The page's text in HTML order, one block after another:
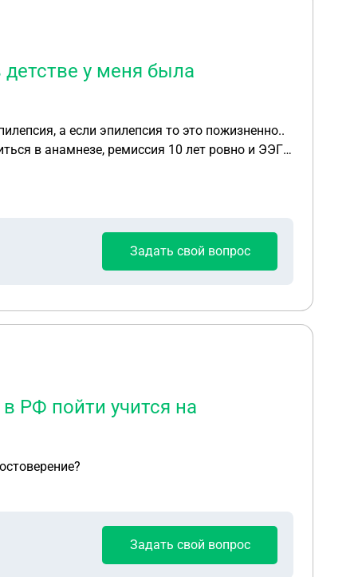
детстве у меня была
а если эпилепсия то это пожизненно..
в анамнезе, ремиссия 10 лет ровно и ЭЭГ
удостоверения и водить. Но мне врач прям
Задать свой вопрос
РФ пойти учится на
Задать свой вопрос